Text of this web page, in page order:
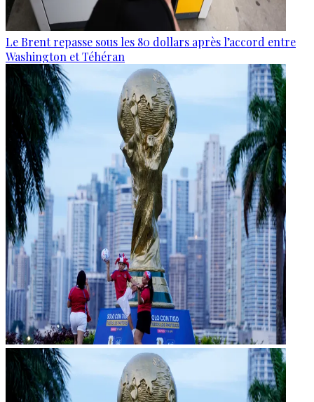
Le Brent repasse sous les 80 dollars après l’accord entre
Washington et Téhéran